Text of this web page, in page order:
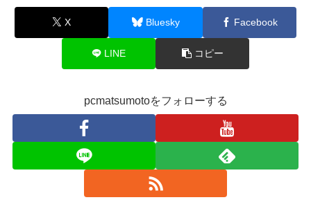
X Bluesky Facebook
LINE コピー
pcmatsumotoをフォローする